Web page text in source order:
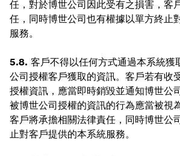
任，對於博世公司因此受有之損害，客
任，同時博世公司也有權據以單方終止
服務。
5.8. 客戶不得以任何方式通過本系統獲
公司授權客戶獲取的資訊。客戶若有收
授權資訊，應當即時銷毀並通知博世公
被博世公司授權的資訊的行為應當被視
客戶將承擔相關法律責任，同時博世公
止對客戶提供的本系統服務。